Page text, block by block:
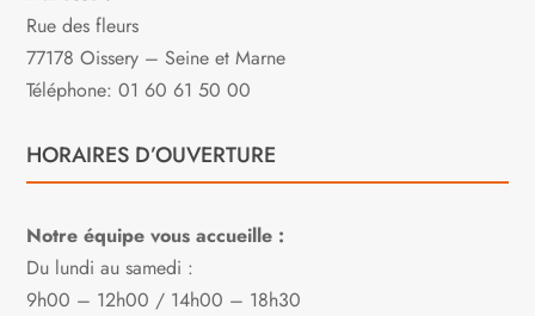
Rue des fleurs
77178 Oissery – Seine et Marne
Téléphone: 01 60 61 50 00
HORAIRES D’OUVERTURE
Notre équipe vous accueille :
Du lundi au samedi :
9h00 – 12h00 / 14h00 – 18h30